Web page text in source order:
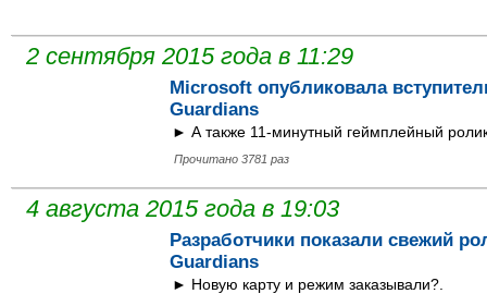
2 сентября 2015 года в 11:29
Microsoft опубликовала
Guardians
► А также 11-минутный геймплейный
Прочитано 3781 раз
4 августа 2015 года в 19:03
Разработчики показали свежий
Guardians
► Новую карту и режим заказывали?.